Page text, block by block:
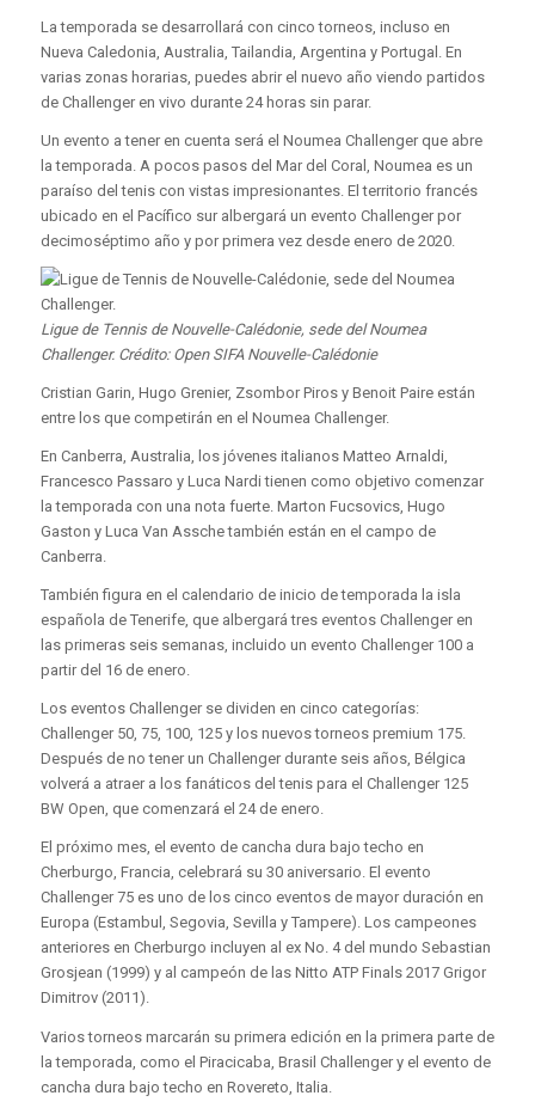
La temporada se desarrollará con cinco torneos, incluso en
Nueva Caledonia, Australia, Tailandia, Argentina y Portugal. En
varias zonas horarias, puedes abrir el nuevo año viendo partidos
de Challenger en vivo durante 24 horas sin parar.
Un evento a tener en cuenta será el Noumea Challenger que abre
la temporada. A pocos pasos del Mar del Coral, Noumea es un
paraíso del tenis con vistas impresionantes. El territorio francés
ubicado en el Pacífico sur albergará un evento Challenger por
decimoséptimo año y por primera vez desde enero de 2020.
Ligue de Tennis de Nouvelle-Calédonie, sede del Noumea
Challenger. Crédito: Open SIFA Nouvelle-Calédonie
Cristian Garin, Hugo Grenier, Zsombor Piros y Benoit Paire están
entre los que competirán en el Noumea Challenger.
En Canberra, Australia, los jóvenes italianos Matteo Arnaldi,
Francesco Passaro y Luca Nardi tienen como objetivo comenzar
la temporada con una nota fuerte. Marton Fucsovics, Hugo
Gaston y Luca Van Assche también están en el campo de
Canberra.
También figura en el calendario de inicio de temporada la isla
española de Tenerife, que albergará tres eventos Challenger en
las primeras seis semanas, incluido un evento Challenger 100 a
partir del 16 de enero.
Los eventos Challenger se dividen en cinco categorías:
Challenger 50, 75, 100, 125 y los nuevos torneos premium 175.
Después de no tener un Challenger durante seis años, Bélgica
volverá a atraer a los fanáticos del tenis para el Challenger 125
BW Open, que comenzará el 24 de enero.
El próximo mes, el evento de cancha dura bajo techo en
Cherburgo, Francia, celebrará su 30 aniversario. El evento
Challenger 75 es uno de los cinco eventos de mayor duración en
Europa (Estambul, Segovia, Sevilla y Tampere). Los campeones
anteriores en Cherburgo incluyen al ex No. 4 del mundo Sebastian
Grosjean (1999) y al campeón de las Nitto ATP Finals 2017 Grigor
Dimitrov (2011).
Varios torneos marcarán su primera edición en la primera parte de
la temporada, como el Piracicaba, Brasil Challenger y el evento de
cancha dura bajo techo en Rovereto, Italia.